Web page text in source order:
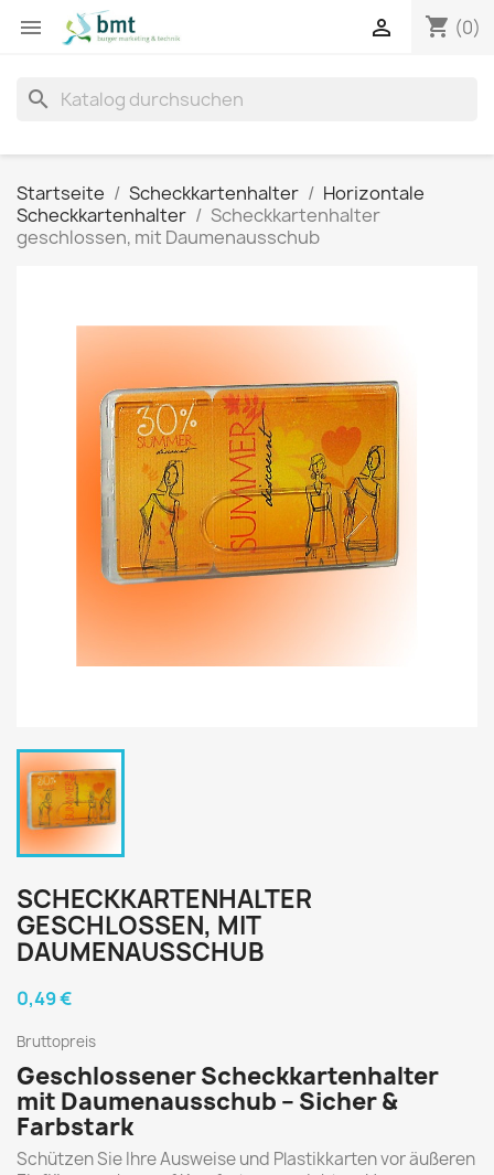
 shopping_cart (0)

search
Startseite Scheckkartenhalter
Horizontale
Scheckkartenhalter
Scheckkartenhalter
geschlossen, mit Daumenausschub
SCHECKKARTENHALTER
GESCHLOSSEN, MIT
DAUMENAUSSCHUB
0,49 €
Bruttopreis
Geschlossener Scheckkartenhalter
mit Daumenausschub – Sicher &
Farbstark
Schützen Sie Ihre Ausweise und Plastikkarten vor äußeren